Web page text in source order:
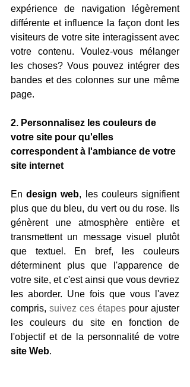
expérience de navigation légèrement
différente et influence la façon dont les
visiteurs de votre site interagissent avec
votre contenu. Voulez-vous mélanger
les choses? Vous pouvez intégrer des
bandes et des colonnes sur une même
page.
2. Personnalisez les couleurs de
votre site pour qu'elles
correspondent à l'ambiance de votre
site internet
En design web, les couleurs signifient
plus que du bleu, du vert ou du rose. Ils
génèrent une atmosphère entière et
transmettent un message visuel plutôt
que textuel. En bref, les couleurs
déterminent plus que l'apparence de
votre site, et c'est ainsi que vous devriez
les aborder. Une fois que vous l'avez
compris, suivez ces étapes pour ajuster
les couleurs du site en fonction de
site Web.